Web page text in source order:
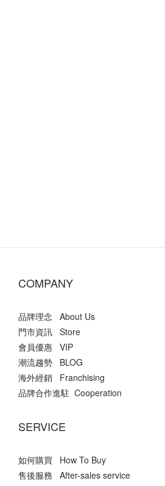
COMPANY
品牌理念 About Us
門市資訊 Store
會員優惠 VIP
潮流趨勢 BLOG
海外經銷 Franchising
品牌合作進駐 Cooperation
SERVICE
如何購買 How To Buy
售後服務 After-sales service